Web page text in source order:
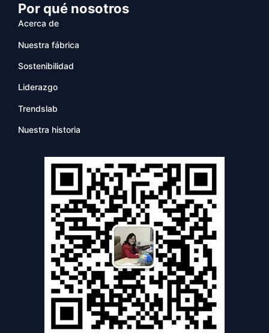
Por qué nosotros
Acerca de
Nuestra fábrica
Sostenibilidad
Liderazgo
Trendslab
Nuestra historia